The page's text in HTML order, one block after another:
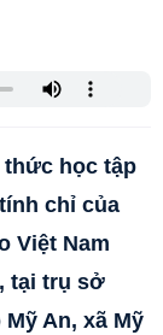
thức học tập
chỉ của
Việt Nam
tại trụ sở
An, xã Mỹ